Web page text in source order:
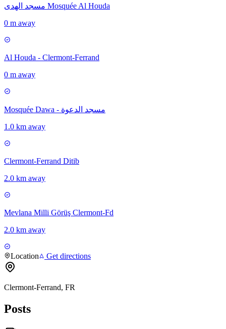
مسجد الهدى Mosquée Al Houda
0 m away
Al Houda - Clermont-Ferrand
0 m away
Mosquée Dawa - مسجد الدعوة
1.0 km away
Clermont-Ferrand Ditib
2.0 km away
Mevlana Milli Görüş Clermont-Fd
2.0 km away
Location Get directions
Clermont-Ferrand, FR
Posts